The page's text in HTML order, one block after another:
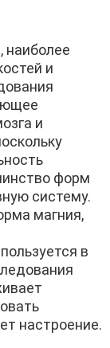
наиболее
и
и
форм
систему.
магния,
в
настроение.